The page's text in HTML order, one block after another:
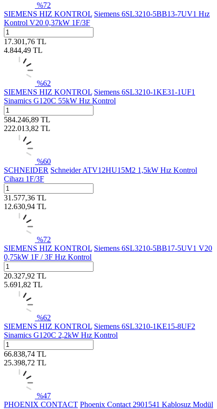
%72
SIEMENS HIZ KONTROL Siemens 6SL3210-5BB13-7UV1 Hız
Kontrol V20 0,37kW 1F/3F
17.301,76 TL
4.844,49 TL
%62
SIEMENS HIZ KONTROL Siemens 6SL3210-1KE31-1UF1
Sinamics G120C 55kW Hız Kontrol
584.246,89 TL
222.013,82 TL
%60
SCHNEIDER Schneider ATV12HU15M2 1,5kW Hız Kontrol
Cihazı 1F/3F
31.577,36 TL
12.630,94 TL
%72
SIEMENS HIZ KONTROL Siemens 6SL3210-5BB17-5UV1 V20
0,75kW 1F / 3F Hız Kontrol
20.327,92 TL
5.691,82 TL
%62
SIEMENS HIZ KONTROL Siemens 6SL3210-1KE15-8UF2
Sinamics G120C 2,2kW Hız Kontrol
66.838,74 TL
25.398,72 TL
%47
PHOENIX CONTACT Phoenix Contact 2901541 Kablosuz Modül